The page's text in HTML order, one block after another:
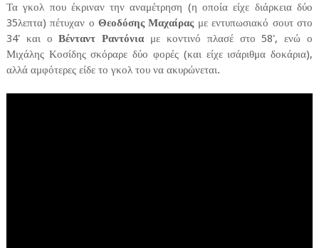
Τα γκολ που έκριναν την αναμέτρηση (η οποία είχε διάρκεια δύο
35λεπτα) πέτυχαν οΘεοδόσης Μαχαίραςμε εντυπωσιακό σουτ στο
34' και οΒένταντ Ραντόνια με κοντινό πλασέ στο 58', ενώ ο
Μιχάλης Κοσίδης σκόραρε δύο φορές (και είχε ισάριθμα δοκάρια),
αλλά αμφότερες είδε το γκολ του να ακυρώνεται.